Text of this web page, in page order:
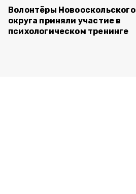
Волонтёры Новооскольского
округа приняли участие в
психологическом тренинге